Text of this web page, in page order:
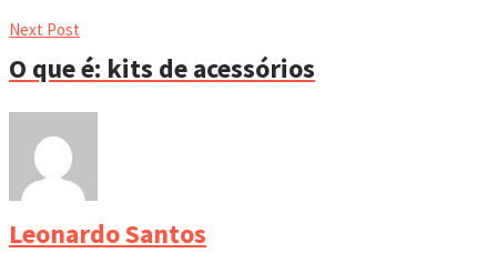
Next Post
O que é: kits de acessórios
Leonardo Santos